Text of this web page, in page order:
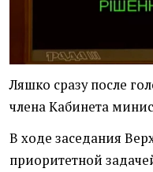
Ляшко сразу после
члена Кабинета
В ходе заседания
приоритетной